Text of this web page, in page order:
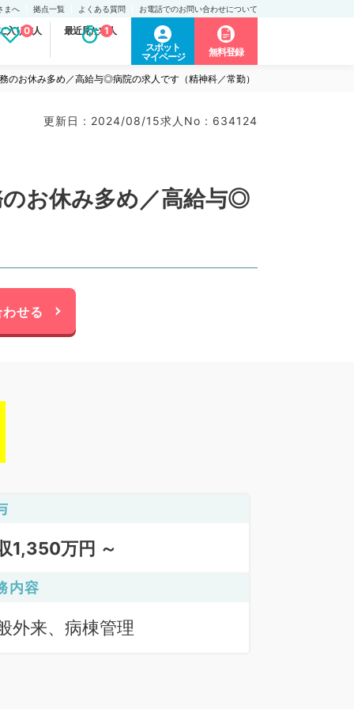
まへ 拠点一覧 よくある質問 お電話でのお問い合わせについて
入り求人
0 最近見た求人
1
スポット
マイページ
無料登録
のお休み多め／高給与◎病院の求人です（精神科／常勤）
更新日 : 2024/08/15求人No : 634124
のお休み多め／高給与◎
せる
1,350万円 ～
内容
外来、病棟管理